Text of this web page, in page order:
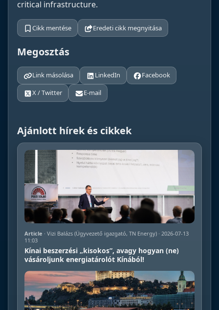
critical infrastructure.
Cikk mentése Eredeti cikk megnyitása
Megosztás
Link másolása LinkedIn
Facebook
X / Twitter
E-mail
Ajánlott hírek és cikkek
Article · Vizi Balázs (Ügyvezető igazgató, TN Energy) · 2026-07-13
11:03
Kínai beszerzési „kisokos”, avagy hogyan (ne)
vásároljunk energiatárolót Kínából!